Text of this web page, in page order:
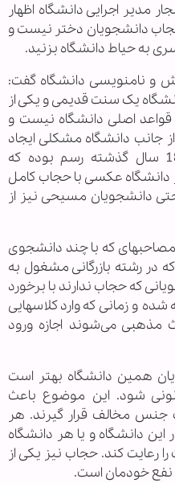
مدیر اجرایی دانشگاه اظهار
دانشجویان دختر نیست و
به حیاط دانشگاه بزنید.
و نامنویسی دانشگاه گفت:
یک سنت قدیمی و یکی از
اصلی دانشگاه نیست و
جانب دانشگاه مشکلی ایجاد
نشده است. به هر حال طی 18 سال گذشته رسم بوده که
دانشگاه عکسی با حجاب کامل
حتی دانشجویان مسیحی نیز از
بر اساس گزارش وای نت نیوز، در مصاحبه‎‏ای که با چند دانشجوی
که در رشته بازرگانی مشغول به
که حجاب ندارند با برخورد
و زمانی که وارد کلاسهایی
مذهبی می‌شوند اجازه ورود
همین دانشگاه بهتر است
شود. این موضوع باعث
جنس مخالف قرار گیرند. هر
دانشگاه و یا هر دانشگاه
رعایت کند. حجاب نیز یکی از
نفع خودمان است.